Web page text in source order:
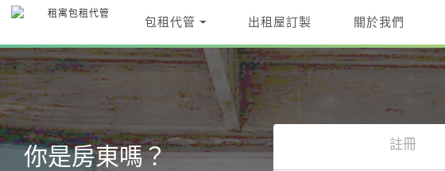
包租代管 出租屋訂製 關於我們
你是房東嗎？ 註冊